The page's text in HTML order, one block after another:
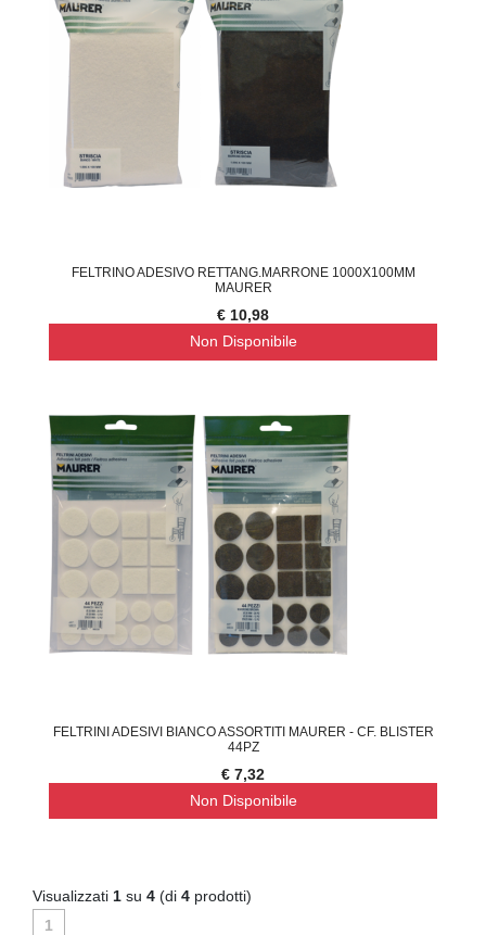
FELTRINO ADESIVO RETTANG.MARRONE 1000X100MM
MAURER
€ 10,98
Non Disponibile
FELTRINI ADESIVI BIANCO ASSORTITI MAURER - CF. BLISTER
44PZ
€ 7,32
Non Disponibile
Visualizzati 1 su 4 (di 4 prodotti)
1